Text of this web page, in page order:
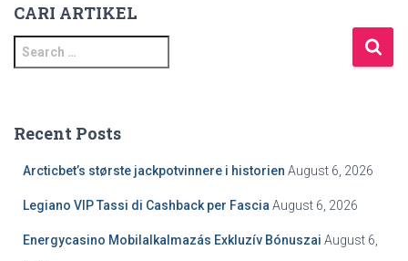
CARI ARTIKEL
e
c
Recent Posts
Arcticbet’s største jackpotvinnere i historien August 6, 2026
Legiano VIP Tassi di Cashback per Fascia August 6, 2026
Energycasino Mobilalkalmazás Exkluzív Bónuszai August 6,